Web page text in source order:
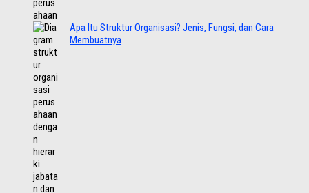
Apa Itu Struktur Organisasi? Jenis, Fungsi, dan Cara
Membuatnya